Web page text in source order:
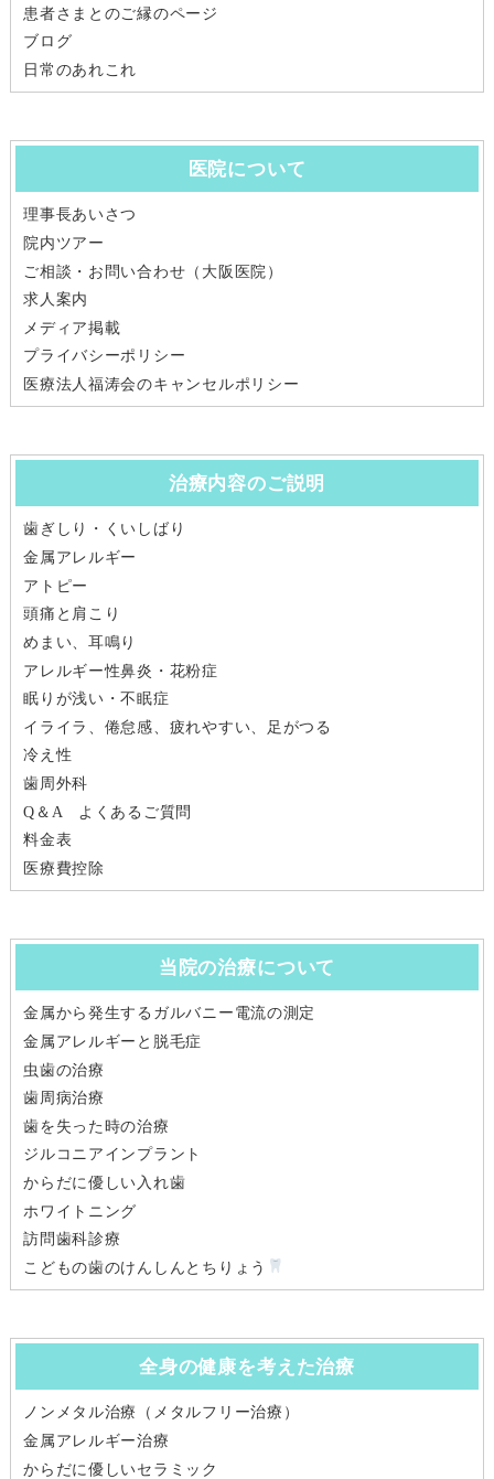
患者さまとのご縁のページ
ブログ
日常のあれこれ
医院について
理事長あいさつ
院内ツアー
ご相談・お問い合わせ（大阪医院）
求人案内
メディア掲載
プライバシーポリシー
医療法人福涛会のキャンセルポリシー
治療内容のご説明
歯ぎしり・くいしばり
金属アレルギー
アトピー
頭痛と肩こり
めまい、耳鳴り
アレルギー性鼻炎・花粉症
眠りが浅い・不眠症
イライラ、倦怠感、疲れやすい、足がつる
冷え性
歯周外科
Q＆A よくあるご質問
料金表
医療費控除
当院の治療について
金属から発生するガルバニー電流の測定
金属アレルギーと脱毛症
虫歯の治療
歯周病治療
歯を失った時の治療
ジルコニアインプラント
からだに優しい入れ歯
ホワイトニング
訪問歯科診療
こどもの歯のけんしんとちりょう
全身の健康を考えた治療
ノンメタル治療（メタルフリー治療）
金属アレルギー治療
からだに優しいセラミック